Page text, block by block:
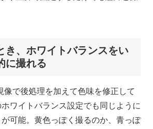
き、ホワイトバランスをい
に撮れる
像で後処理を加えて色味を修正して
ワイトバランス設定でも同じように
可能。黄色っぽく撮るのか、青っぽ